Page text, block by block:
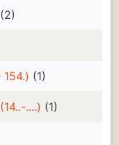
(2)
(1)
....) (1)